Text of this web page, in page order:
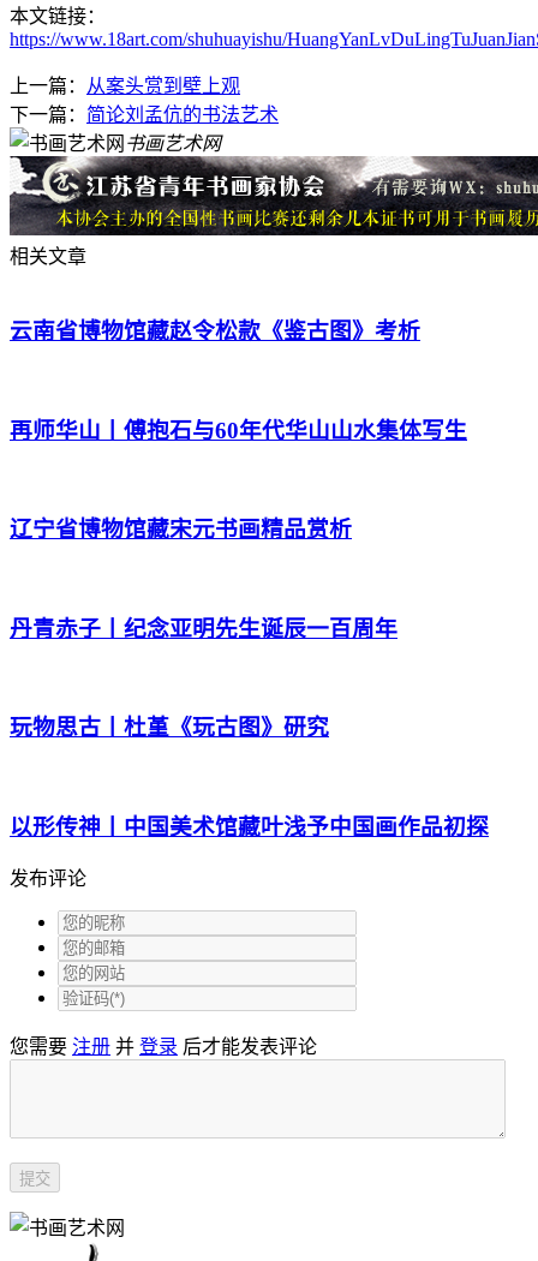
本文链接：
https://www.18art.com/shuhuayishu/
上一篇：
从案头赏到壁上观
下一篇： 简论刘孟伉的书法艺术
书画艺术网
相关文章
云南省博物馆藏赵令松款《鉴古图》考析
再师华山丨傅抱石与60年代华山山水集体写生
辽宁省博物馆藏宋元书画精品赏析
丹青赤子丨纪念亚明先生诞辰一百周年
玩物思古丨杜堇《玩古图》研究
以形传神丨中国美术馆藏叶浅予中国画作品初探
发布评论
您需要 注册 并 登录 后才能发表评论